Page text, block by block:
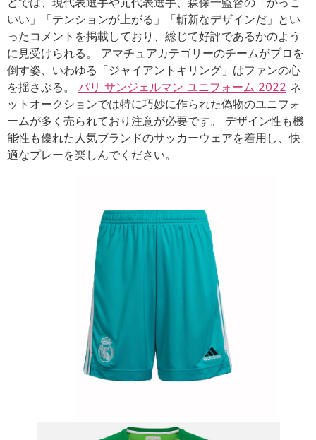
いい」「テンションが上がる」「斬新なデザインだ」とい
ったコメントを掲載しており、総じて好評であるかのよう
に見受けられる。 アマチュアカテゴリーのチームがプロを
倒す姿、いわゆる「ジャイアントキリング」はファンの心
を揺さぶる。 パリ サンジェルマン ユニフォーム 2022 ネ
ットオークションでは特に巧妙に作られた偽物のユニフォ
ームが多く売られており注意が必要です。 デザイン性も機
能性も優れた人気ブランドのサッカーウェアを着用し、快
適なプレーを楽しんでください。